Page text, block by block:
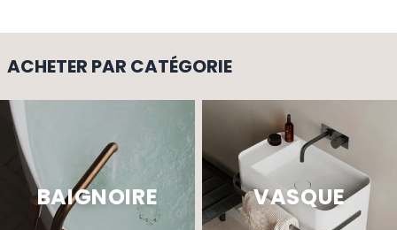
ACHETER PAR CATÉGORIE
BAIGNOIRE VASQUE